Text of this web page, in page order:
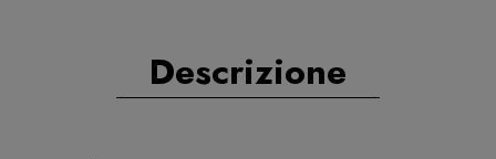
Descrizione